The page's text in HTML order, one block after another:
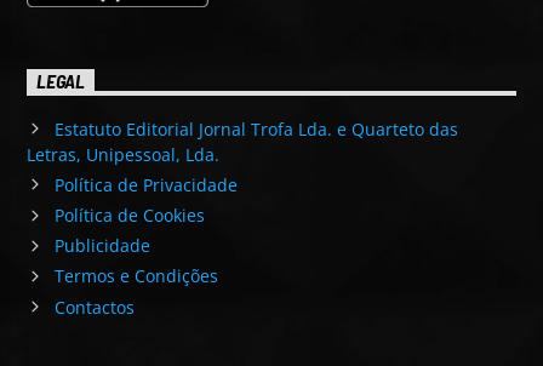
LEGAL
Estatuto Editorial Jornal Trofa Lda. e Quarteto das
Letras, Unipessoal, Lda.
Política de Privacidade
Política de Cookies
Publicidade
Termos e Condições
Contactos